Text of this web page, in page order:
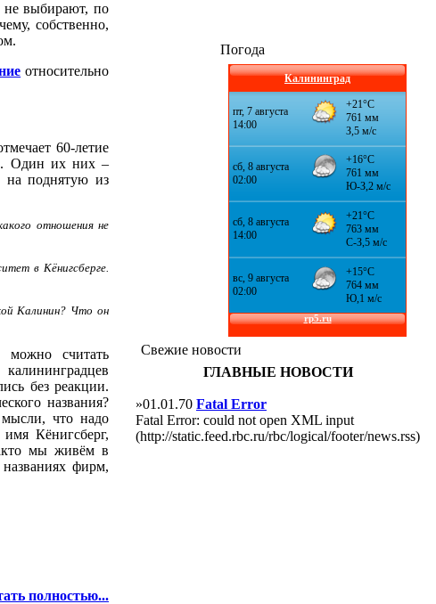
не выбирают, по
собственно,
относительно
60-летие
Один их них –
на поднятую из
отношения не
в Кёнигсберге.
Калинин? Что он
считать
без реакции.
названия?
что надо
Кёнигсберг,
мы живём в
фирм,
полностью...
Погода
Калининград
Свежие новости
ГЛАВНЫЕ НОВОСТИ
»01.01.70 Fatal Error
Fatal Error: could not open XML input
(http://static.feed.rbc.ru/rbc/logical/footer/news.rss)